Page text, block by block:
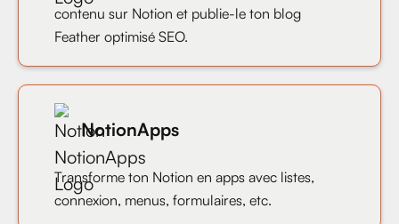
contenu sur Notion et publie-le ton blog
Feather optimisé SEO.
NotionApps
Transforme ton Notion en apps avec listes,
connexion, menus, formulaires, etc.